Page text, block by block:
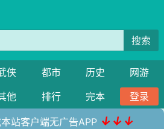
搜索
侠 都市 历史
网游
他 排行 完本 登录
站客户端无广告APP ↓↓↓